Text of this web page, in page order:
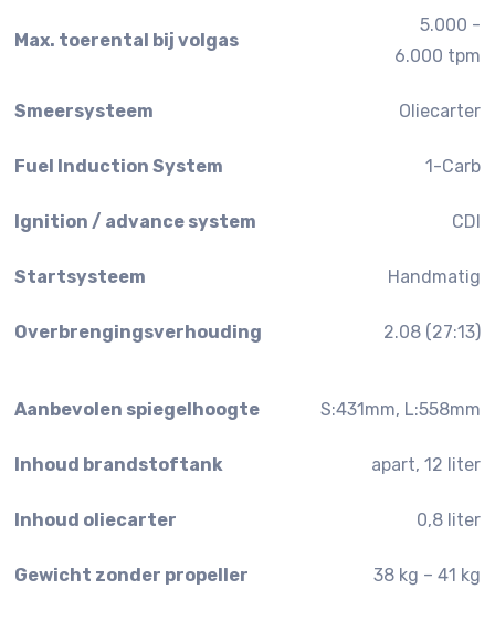
Max. toerental bij volgas
5.000 -
6.000 tpm
Smeersysteem Oliecarter
Fuel Induction System 1-Carb
Ignition / advance system CDI
Startsysteem Handmatig
Overbrengingsverhouding 2.08 (27:13)
Aanbevolen spiegelhoogte S:431mm, L:558mm
Inhoud brandstoftank apart, 12 liter
Inhoud oliecarter 0,8 liter
Gewicht zonder propeller 38 kg – 41 kg